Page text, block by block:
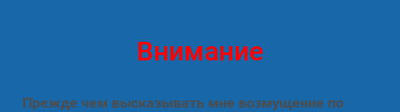
Внимание
Прежде чем высказывать мне возмущение по